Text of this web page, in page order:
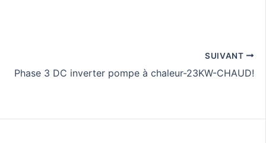
SUIVANT
Phase 3 DC inverter pompe à chaleur-23KW-CHAUD!